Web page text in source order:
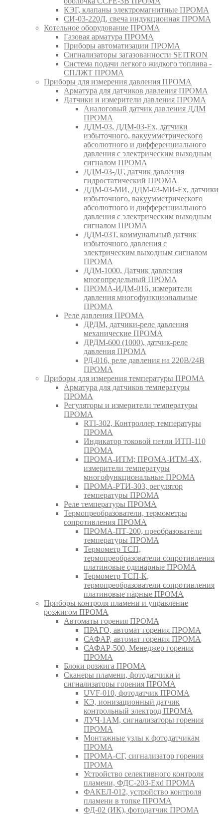
КЭГ, клапаны электромагнитные ПРОМА
СИ-03-220Д, свеча индукционная ПРОМА
Котельное оборудование ПРОМА
Газовая арматура ПРОМА
Приборы автоматизации ПРОМА
Сигнализаторы загазованности SEITRON
Система подачи легкого жидкого топлива -
СПЛЖТ ПРОМА
Приборы для измерения давления ПРОМА
Арматура для датчиков давления ПРОМА
Датчики и измерители давления ПРОМА
Аналоговый датчик давления ДДМ
ПРОМА
ДДМ-03, ДДМ-03-Ех, датчики
избыточного, вакуумметрического
абсолютного и дифференциального
давления с электрическим выходным
сигналом ПРОМА
ДДМ-03-ДГ, датчик давления
гидростатический ПРОМА
ДДМ-03-МИ, ДДМ-03-МИ-Ех, датчики
избыточного, вакуумметрического
абсолютного и дифференциального
давления с электрическим выходным
сигналом ПРОМА
ДДМ-03Т, коммунальный датчик
избыточного давления с
электрическим выходным сигналом
ПРОМА
ДДМ-1000, Датчик давления
многопредельный ПРОМА
ПРОМА-ИДМ-016, измерители
давления многофункциональные
ПРОМА
Реле давления ПРОМА
ДРДМ, датчики-реле давления
механические ПРОМА
ДРДМ-600 (1000), датчик-реле
давления ПРОМА
РД-016, реле давления на 220В/24В
ПРОМА
Приборы для измерения температуры ПРОМА
Арматура для датчиков температуры
ПРОМА
Регуляторы и измерители температуры
ПРОМА
RTI-302, Контроллер температуры
ПРОМА
Индикатор токовой петли ИТП-110
ПРОМА
ПРОМА-ИТМ; ПРОМА-ИТМ-4Х,
измерители температуры
многофункциональные ПРОМА
ПРОМА-РТИ-303, регулятор
температуры ПРОМА
Реле температуры ПРОМА
Термопреобразователи, термометры
сопротивления ПРОМА
ПРОМА-ПТ-200, преобразователи
температуры ПРОМА
Термометр ТСП,
термопреобразователи сопротивления
платиновые одинарные ПРОМА
Термометр ТСП-К,
термопреобразователи сопротивления
платиновые парные ПРОМА
Приборы контроля пламени и управление
розжигом ПРОМА
Автоматы горения ПРОМА
ПРАГО, автомат горения ПРОМА
САФАР, автомат горения ПРОМА
САФАР-500, Менеджер горения
ПРОМА
Блоки розжига ПРОМА
Сканеры пламени, фотодатчики и
сигнализаторы горения ПРОМА
UVF-010, фотодатчик ПРОМА
КЭ, ионизационный датчик
контрольный электрод ПРОМА
ЛУЧ-1АМ, сигнализаторы горения
ПРОМА
Монтажные узлы к фотодатчикам
ПРОМА
ПРОМА-СГ, сигнализатор горения
ПРОМА
Устройство селективного контроля
пламени, ФДС-203-Exd ПРОМА
ФАКЕЛ-012, устройство контроля
пламени в топке ПРОМА
ФД-02 (ИК), фотодатчик ПРОМА